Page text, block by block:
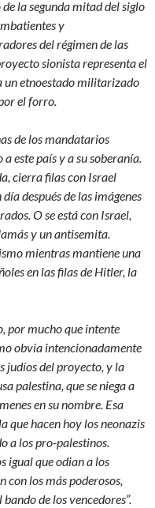
la segunda mitad del siglo
y
del régimen de las
sionista representa el
un etnoestado militarizado
el forro.
de los mandatarios
este país y a su soberanía.
cierra filas con Israel
después de las imágenes
O se está con Israel,
y un antisemita.
mientras mantiene una
en las filas de Hitler, la
por mucho que intente
obvia intencionadamente
judíos del proyecto, y la
palestina, que se niega a
en su nombre. Esa
que hacen hoy los neonazis
a los pro-palestinos.
igual que odian a los
con los más poderosos,
de los vencedores”.